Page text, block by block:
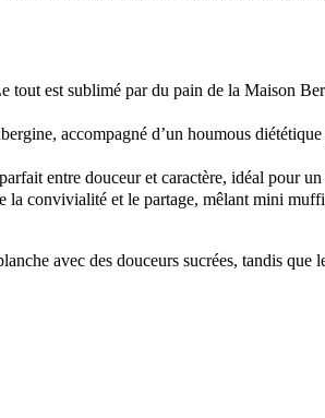
tout est sublimé par du pain de la Maison
accompagné d’un houmous
entre douceur et caractère, idéal pour
la convivialité et le partage, mêlant mini
avec des douceurs sucrées, tandis que